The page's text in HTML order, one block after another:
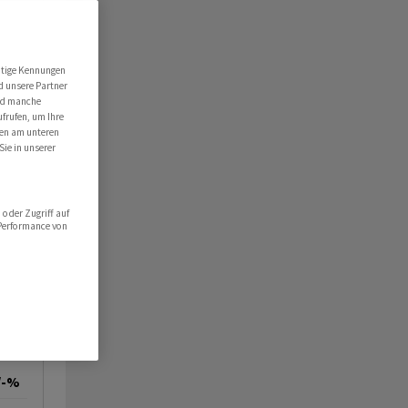
%
Kennungen
unsere Partner
manche
um Ihre
am unteren
in unserer
oder Zugriff auf
von